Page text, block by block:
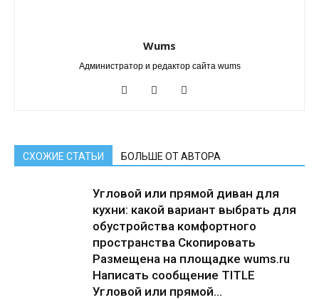
Wums
Администратор и редактор сайта wums
СХОЖИЕ СТАТЬИ БОЛЬШЕ ОТ АВТОРА
Угловой или прямой диван для
кухни: какой вариант выбрать для
обустройства комфортного
пространства Скопировать
Размещена на площадке wums.ru
Написать сообщение TITLE
Угловой или прямой...